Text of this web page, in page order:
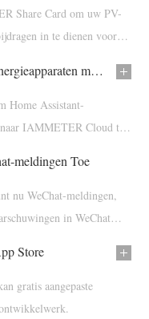
systemen
Share Card om uw PV-
in te dienen voor
Verbind Home Assistant-energieapparaten met IAMMETER Cloud
Home Assistant-
IAMMETER Cloud te
meldingen Toe
nu WeChat-meldingen,
in WeChat
Store
gratis aangepaste